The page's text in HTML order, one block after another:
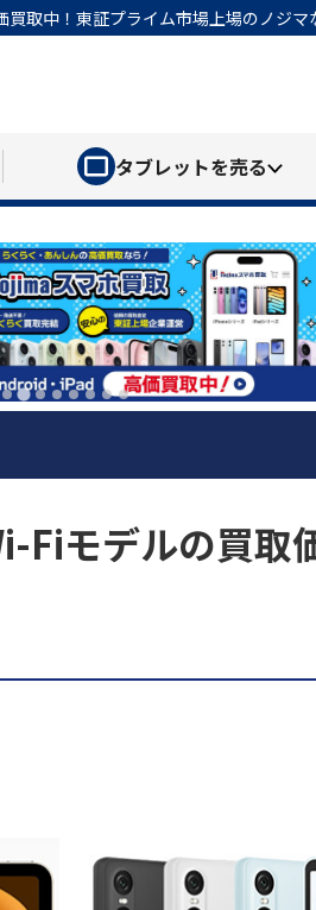
取中！東証プライム市場上場のノジマ
タブレットを売る
Fiモデルの買取